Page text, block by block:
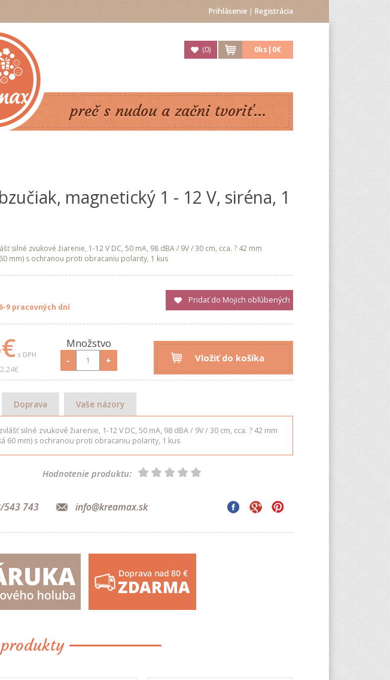
Prihlásenie | Registrácia
(0) 0ks| 0€
preč s nudou a začni tvoriť...
magnetický 1 - 12 V, siréna, 1
silné zvukové žiarenie, 1-12 V DC, 50 mA, 98 dBA / 9V / 30 cm, cca. ? 42 mm
mm) s ochranou proti obracaniu polarity, 1 kus
9 pracovných dní
Pridať do Mojich obľúbených
s DPH
2.24€
Množstvo
- + Vložiť do košíka
Doprava Vaše názory
silné zvukové žiarenie, 1-12 V DC, 50 mA, 98 dBA / 9V / 30 cm, cca. ? 42 mm
60 mm) s ochranou proti obracaniu polarity, 1 kus
Hodnotenie produktu:
543 743 info@kreamax.sk